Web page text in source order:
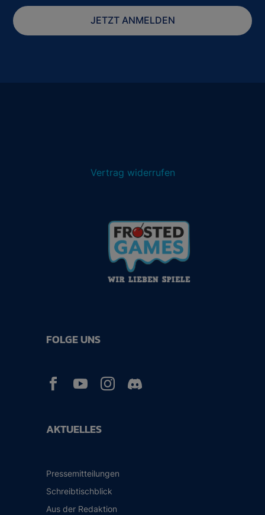
JETZT ANMELDEN
Vertrag widerrufen
AKTUELLES
Pressemitteilungen
Schreibtischblick
Aus der Redaktion
FOLGE UNS
  